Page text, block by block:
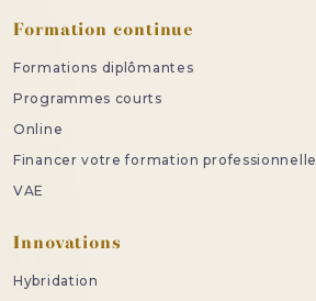
Formation continue
Formations diplômantes
Programmes courts
Online
Financer votre formation professionnelle
VAE
Innovations
Hybridation